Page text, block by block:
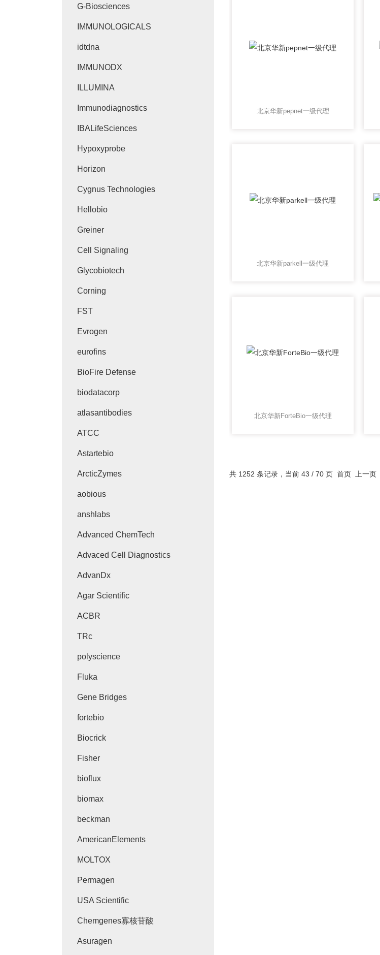
北京华新pepnet一级代理
北京华新parkell一级代理
北京华新ForteBio一级代理
共 1252 条记录，当前 43 / 70 页 首页 上一页
G-Biosciences
IMMUNOLOGICALS
idtdna
IMMUNODX
ILLUMINA
Immunodiagnostics
IBALifeSciences
Hypoxyprobe
Horizon
Cygnus Technologies
Hellobio
Greiner
Cell Signaling
Glycobiotech
Corning
FST
Evrogen
eurofins
BioFire Defense
biodatacorp
atlasantibodies
ATCC
Astartebio
ArcticZymes
aobious
anshlabs
Advanced ChemTech
Advaced Cell Diagnostics
AdvanDx
Agar Scientific
ACBR
TRc
polyscience
Fluka
Gene Bridges
fortebio
Biocrick
Fisher
bioflux
biomax
beckman
AmericanElements
MOLTOX
Permagen
USA Scientific
Chemgenes寡核苷酸
Asuragen